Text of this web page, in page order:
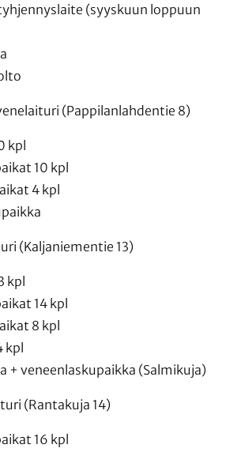
(syyskuun loppuun
(Pappilanlahdentie 8)
kpl
10 kpl
4 kpl
(Kaljaniementie 13)
kpl
14 kpl
8 kpl
kpl
+ veneenlaskupaikka (Salmikuja)
(Rantakuja 14)
16 kpl